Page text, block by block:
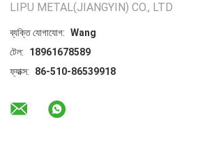
LIPU METAL(JIANGYIN) CO., LTD
ব্যক্তি যোগাযোগ: Wang
টেল:
18961678589
ফ্যাক্স:
86-510-86539918